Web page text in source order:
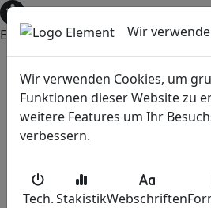
Einstellungen zur Barrierefreiheit
Wir
Wir verwenden Cookies, um
Funktionen dieser Website zu
weitere Features um Ihr
verbessern.
Tech.StakistikWebschriften